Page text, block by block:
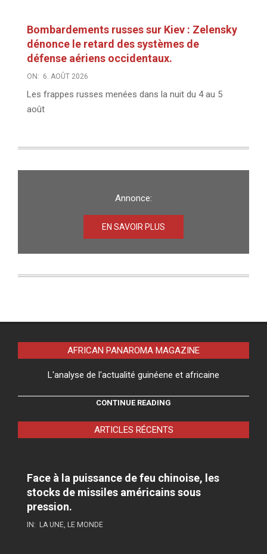
Bombardements russes sur Kiev : Zelensky
dénonce le retard des systèmes de
défense aériens occidentaux.
ON: 6. AOÛT 2026
Les frappes russes menées dans la nuit du 4 au 5
août
Annonce:
EN SAVOIR PLUS
AFRICAN PANAROMA MAGAZINE
L'analyse de l'actualité guinéene et africaine
CONTINUE READING
ARTICLES RÉCENTS
Face à la puissance de feu chinoise, les
stocks de missiles américains sous
pression.
IN: LA UNE LE MONDE